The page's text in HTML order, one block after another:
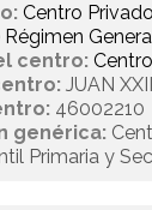
Centro
centro:
JUAN
46002210
genérica:
Primaria y